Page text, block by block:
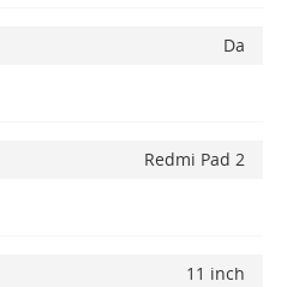
Da
Redmi Pad 2
11 inch